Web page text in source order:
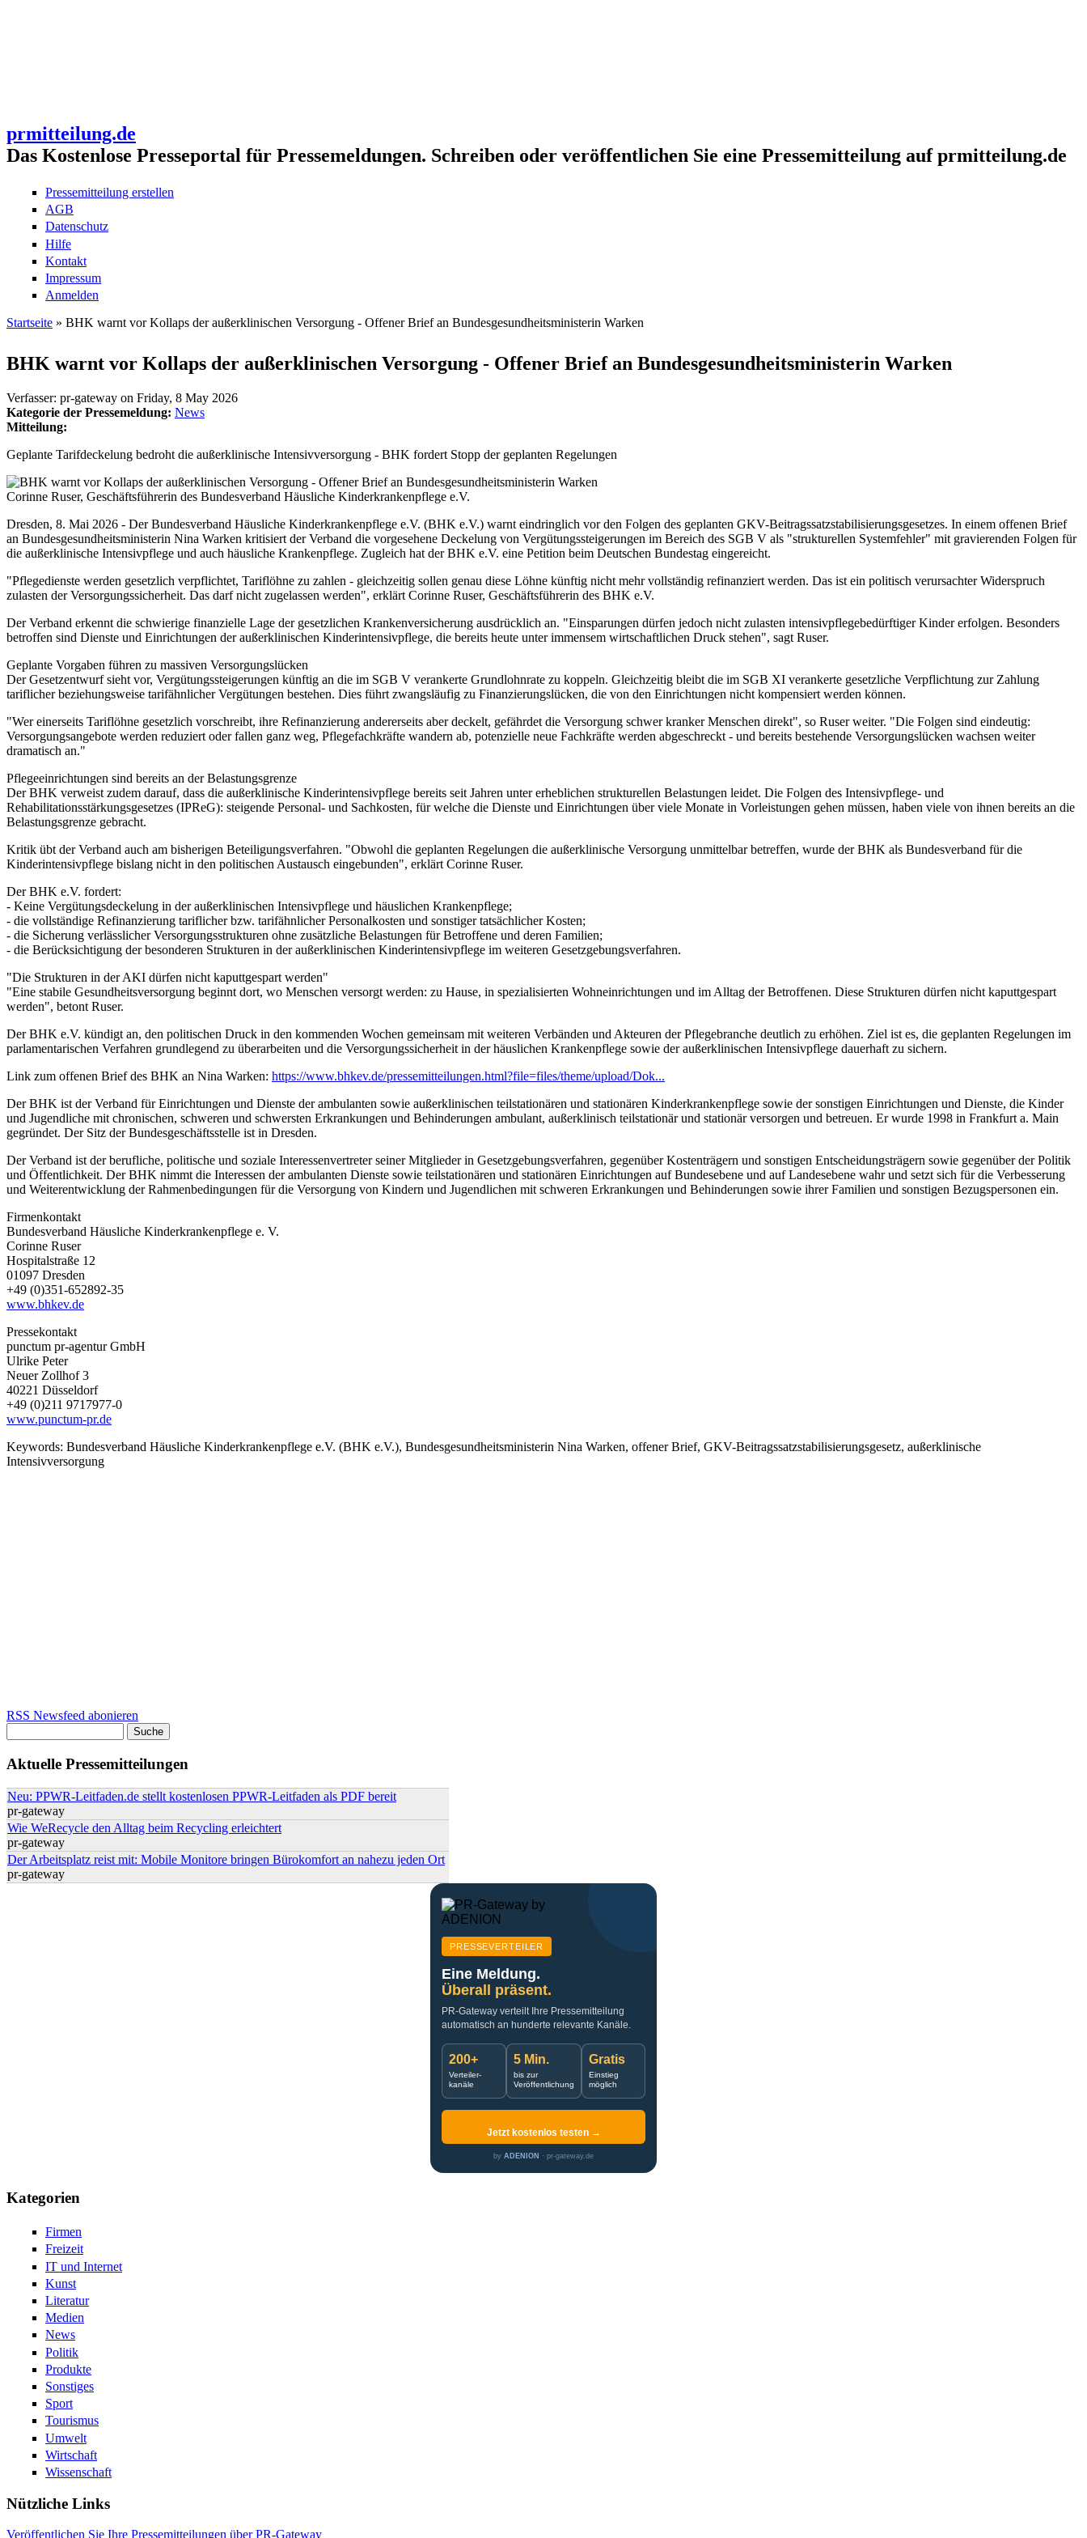
prmitteilung.de
Das Kostenlose Presseportal für Pressemeldungen. Schreiben oder veröffentlichen Sie eine Pressemitteilung auf prmitteilung.de
Pressemitteilung erstellen
AGB
Datenschutz
Hilfe
Kontakt
Impressum
Anmelden
Startseite » BHK warnt vor Kollaps der außerklinischen Versorgung - Offener Brief an Bundesgesundheitsministerin Warken
BHK warnt vor Kollaps der außerklinischen Versorgung - Offener Brief an Bundesgesundheitsministerin Warken
Verfasser: pr-gateway on Friday, 8 May 2026
Kategorie der Pressemeldung: News
Mitteilung:
Geplante Tarifdeckelung bedroht die außerklinische Intensivversorgung - BHK fordert Stopp der geplanten Regelungen
Corinne Ruser, Geschäftsführerin des Bundesverband Häusliche Kinderkrankenpflege e.V.
Dresden, 8. Mai 2026 - Der Bundesverband Häusliche Kinderkrankenpflege e.V. (BHK e.V.) warnt eindringlich vor den Folgen des geplanten GKV-Beitragssatzstabilisierungsgesetzes. In einem offenen Brief
an Bundesgesundheitsministerin Nina Warken kritisiert der Verband die vorgesehene Deckelung von Vergütungssteigerungen im Bereich des SGB V als "strukturellen Systemfehler" mit gravierenden Folgen für
die außerklinische Intensivpflege und auch häusliche Krankenpflege. Zugleich hat der BHK e.V. eine Petition beim Deutschen Bundestag eingereicht.
"Pflegedienste werden gesetzlich verpflichtet, Tariflöhne zu zahlen - gleichzeitig sollen genau diese Löhne künftig nicht mehr vollständig refinanziert werden. Das ist ein politisch verursachter Widerspruch
zulasten der Versorgungssicherheit. Das darf nicht zugelassen werden", erklärt Corinne Ruser, Geschäftsführerin des BHK e.V.
Der Verband erkennt die schwierige finanzielle Lage der gesetzlichen Krankenversicherung ausdrücklich an. "Einsparungen dürfen jedoch nicht zulasten intensivpflegebedürftiger Kinder erfolgen. Besonders
betroffen sind Dienste und Einrichtungen der außerklinischen Kinderintensivpflege, die bereits heute unter immensem wirtschaftlichen Druck stehen", sagt Ruser.
Geplante Vorgaben führen zu massiven Versorgungslücken
Der Gesetzentwurf sieht vor, Vergütungssteigerungen künftig an die im SGB V verankerte Grundlohnrate zu koppeln. Gleichzeitig bleibt die im SGB XI verankerte gesetzliche Verpflichtung zur Zahlung
tariflicher beziehungsweise tarifähnlicher Vergütungen bestehen. Dies führt zwangsläufig zu Finanzierungslücken, die von den Einrichtungen nicht kompensiert werden können.
"Wer einerseits Tariflöhne gesetzlich vorschreibt, ihre Refinanzierung andererseits aber deckelt, gefährdet die Versorgung schwer kranker Menschen direkt", so Ruser weiter. "Die Folgen sind eindeutig:
Versorgungsangebote werden reduziert oder fallen ganz weg, Pflegefachkräfte wandern ab, potenzielle neue Fachkräfte werden abgeschreckt - und bereits bestehende Versorgungslücken wachsen weiter
dramatisch an."
Pflegeeinrichtungen sind bereits an der Belastungsgrenze
Der BHK verweist zudem darauf, dass die außerklinische Kinderintensivpflege bereits seit Jahren unter erheblichen strukturellen Belastungen leidet. Die Folgen des Intensivpflege- und
Rehabilitationsstärkungsgesetzes (IPReG): steigende Personal- und Sachkosten, für welche die Dienste und Einrichtungen über viele Monate in Vorleistungen gehen müssen, haben viele von ihnen bereits an die
Belastungsgrenze gebracht.
Kritik übt der Verband auch am bisherigen Beteiligungsverfahren. "Obwohl die geplanten Regelungen die außerklinische Versorgung unmittelbar betreffen, wurde der BHK als Bundesverband für die
Kinderintensivpflege bislang nicht in den politischen Austausch eingebunden", erklärt Corinne Ruser.
Der BHK e.V. fordert:
- Keine Vergütungsdeckelung in der außerklinischen Intensivpflege und häuslichen Krankenpflege;
- die vollständige Refinanzierung tariflicher bzw. tarifähnlicher Personalkosten und sonstiger tatsächlicher Kosten;
- die Sicherung verlässlicher Versorgungsstrukturen ohne zusätzliche Belastungen für Betroffene und deren Familien;
- die Berücksichtigung der besonderen Strukturen in der außerklinischen Kinderintensivpflege im weiteren Gesetzgebungsverfahren.
"Die Strukturen in der AKI dürfen nicht kaputtgespart werden"
"Eine stabile Gesundheitsversorgung beginnt dort, wo Menschen versorgt werden: zu Hause, in spezialisierten Wohneinrichtungen und im Alltag der Betroffenen. Diese Strukturen dürfen nicht kaputtgespart
werden", betont Ruser.
Der BHK e.V. kündigt an, den politischen Druck in den kommenden Wochen gemeinsam mit weiteren Verbänden und Akteuren der Pflegebranche deutlich zu erhöhen. Ziel ist es, die geplanten Regelungen im
parlamentarischen Verfahren grundlegend zu überarbeiten und die Versorgungssicherheit in der häuslichen Krankenpflege sowie der außerklinischen Intensivpflege dauerhaft zu sichern.
Link zum offenen Brief des BHK an Nina Warken: https://www.bhkev.de/pressemitteilungen.html?file=files/theme/upload/Dok...
Der BHK ist der Verband für Einrichtungen und Dienste der ambulanten sowie außerklinischen teilstationären und stationären Kinderkrankenpflege sowie der sonstigen Einrichtungen und Dienste, die Kinder
und Jugendliche mit chronischen, schweren und schwersten Erkrankungen und Behinderungen ambulant, außerklinisch teilstationär und stationär versorgen und betreuen. Er wurde 1998 in Frankfurt a. Main
gegründet. Der Sitz der Bundesgeschäftsstelle ist in Dresden.
Der Verband ist der berufliche, politische und soziale Interessenvertreter seiner Mitglieder in Gesetzgebungsverfahren, gegenüber Kostenträgern und sonstigen Entscheidungsträgern sowie gegenüber der Politik
und Öffentlichkeit. Der BHK nimmt die Interessen der ambulanten Dienste sowie teilstationären und stationären Einrichtungen auf Bundesebene und auf Landesebene wahr und setzt sich für die Verbesserung
und Weiterentwicklung der Rahmenbedingungen für die Versorgung von Kindern und Jugendlichen mit schweren Erkrankungen und Behinderungen sowie ihrer Familien und sonstigen Bezugspersonen ein.
Firmenkontakt
Bundesverband Häusliche Kinderkrankenpflege e. V.
Corinne Ruser
Hospitalstraße 12
01097 Dresden
+49 (0)351-652892-35
www.bhkev.de
Pressekontakt
punctum pr-agentur GmbH
Ulrike Peter
Neuer Zollhof 3
40221 Düsseldorf
+49 (0)211 9717977-0
www.punctum-pr.de
Keywords: Bundesverband Häusliche Kinderkrankenpflege e.V. (BHK e.V.), Bundesgesundheitsministerin Nina Warken, offener Brief, GKV-Beitragssatzstabilisierungsgesetz, außerklinische
Intensivversorgung
RSS Newsfeed abonieren
Aktuelle Pressemitteilungen
Neu: PPWR-Leitfaden.de stellt kostenlosen PPWR-Leitfaden als PDF bereit
pr-gateway
Wie WeRecycle den Alltag beim Recycling erleichtert
pr-gateway
Der Arbeitsplatz reist mit: Mobile Monitore bringen Bürokomfort an nahezu jeden Ort
pr-gateway
PRESSEVERTEILER
Eine Meldung.
Überall präsent.
PR-Gateway verteilt Ihre Pressemitteilung
automatisch an hunderte relevante Kanäle.
200+
Verteiler-
kanäle
5 Min.
bis zur
Veröffentlichung
Gratis
Einstieg
möglich
Jetzt kostenlos testen →
by ADENION · pr-gateway.de
Kategorien
Firmen
Freizeit
IT und Internet
Kunst
Literatur
Medien
News
Politik
Produkte
Sonstiges
Sport
Tourismus
Umwelt
Wirtschaft
Wissenschaft
Nützliche Links
Veröffentlichen Sie Ihre Pressemitteilungen über PR-Gateway